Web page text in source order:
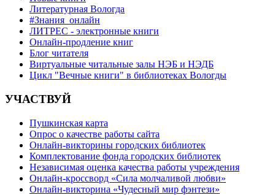
Литературная Вологда
#Знания_онлайн
ЛИТРЕС - электронные книги
Онлайн-продление книг
Блог читателя
Виртуальные читальные залы НЭБ и НЭДБ
Цикл "Вечные книги" в библиотеках Вологды
УЧАСТВУЙ
Пушкинская карта
Опрос о качестве работы сайта
Онлайн-викторины городских библиотек
Комплектование фонда городских библиотек
Независимая оценка качества работы учреждения
Онлайн-кроссворд «Сила молчаливой любви»
Онлайн-викторина «Чудесный мир фэнтези»